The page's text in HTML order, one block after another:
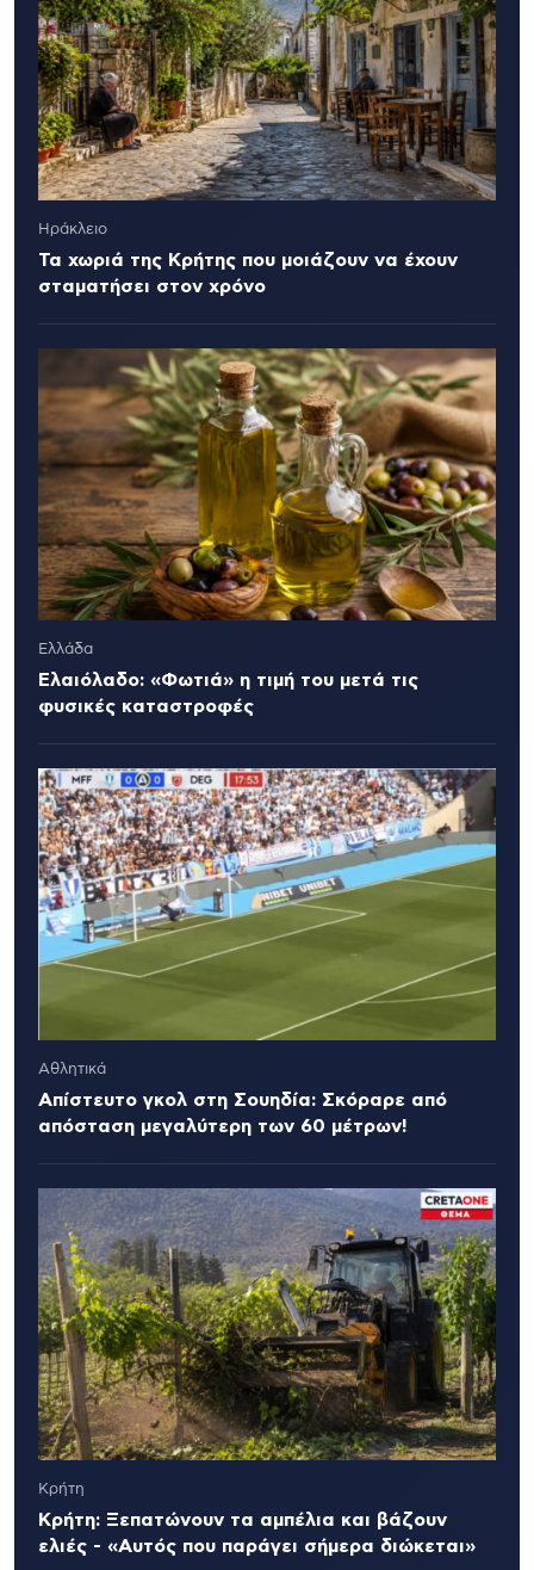
Ηράκλειο
Τα χωριά της Κρήτης που μοιάζουν να έχουν
σταματήσει στον χρόνο
Ελλάδα
Ελαιόλαδο: «Φωτιά» η τιμή του μετά τις
φυσικές καταστροφές
Αθλητικά
Απίστευτο γκολ στη Σουηδία: Σκόραρε από
απόσταση μεγαλύτερη των 60 μέτρων!
Κρήτη
Κρήτη: Ξεπατώνουν τα αμπέλια και βάζουν
ελιές - «Αυτός που παράγει σήμερα διώκεται»